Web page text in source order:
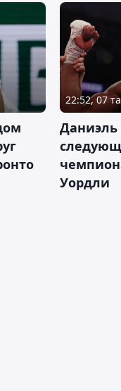
22:52, 07
Даниэль
Уордли